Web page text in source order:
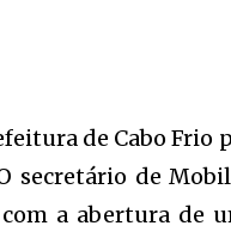
de Cabo
secretário de
a abertura de